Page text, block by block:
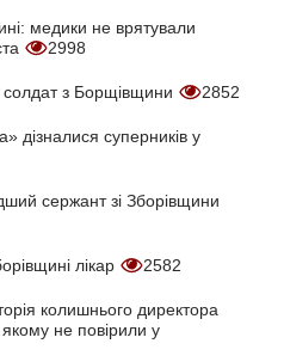
медики не врятували
2998
солдат з Борщівщини 2852
дізналися суперників у
сержант зі Зборівщини
лікар 2582
колишнього директора
не повірили у